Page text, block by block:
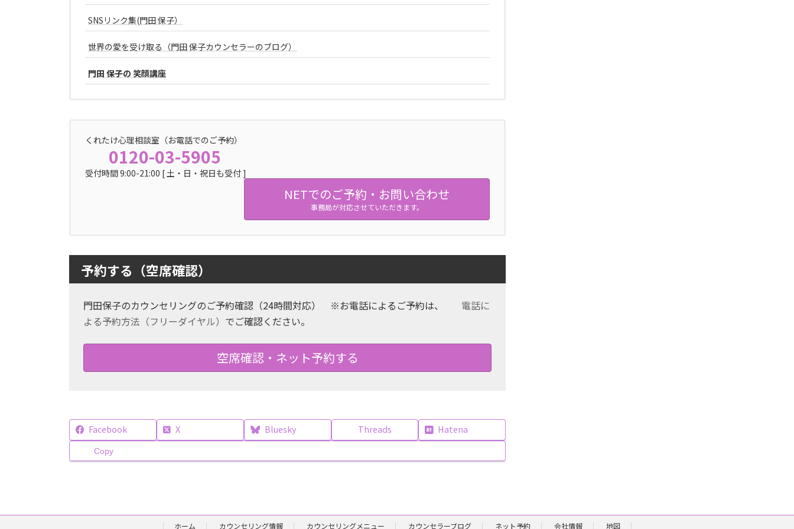
SNSリンク集(門田 保子）
世界の愛を受け取る（門田 保子カウンセラーのブログ）
門田 保子の 笑顔講座
くれたけ心理相談室（お電話でのご予約）
0120-03-5905
受付時間 9:00-21:00 [ 土・日・祝日も受付 ]
NETでのご予約・お問い合わせ
事務局が対応させていただきます。
予約する（空席確認）
門田保子のカウンセリングのご予約確認（24時間対応） ※お電話によるご予約は、
電話に
よる予約方法（フリーダイヤル） でご確認ください。
空席確認・ネット予約する
Facebook X Bluesky Threads Hatena
Copy
ホーム カウンセリング情報 カウンセリングメニュー カウンセラーブログ ネット予約 会社情報 地図